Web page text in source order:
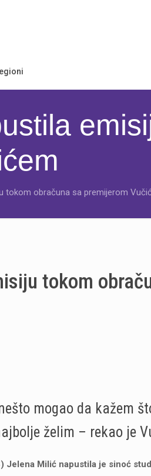
tokom obračuna sa premijerom
tokom
mogao da kažem
želim – rekao je
Jelena Milić napustila je sinoć